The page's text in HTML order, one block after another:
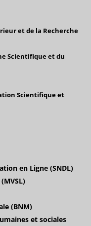
et de la Recherche
Scientifiqueet du
Scientifique et
en Ligne (SNDL)
(BNM)
et sociales